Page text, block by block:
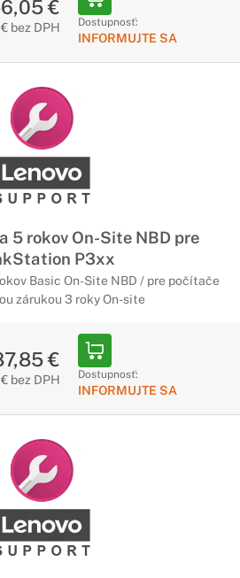
€
bez DPH Dostupnosť:
INFORMUJTE SA
5 rokov On-Site NBD pre
P3xx
Basic On-Site NBD / pre počítače
zárukou 3 roky On-site
€
bez DPH Dostupnosť:
INFORMUJTE SA